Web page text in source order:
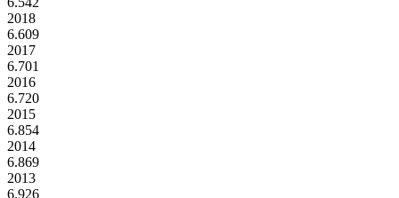
2018
6.609
2017
6.701
2016
6.720
2015
6.854
2014
6.869
2013
6.926